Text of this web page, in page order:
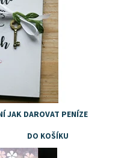
JAK DAROVAT PENÍZE